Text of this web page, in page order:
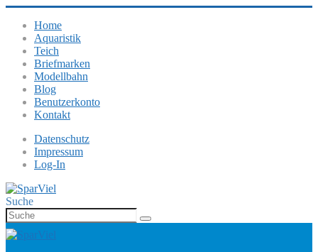
Home
Aquaristik
Teich
Briefmarken
Modellbahn
Blog
Benutzerkonto
Kontakt
Datenschutz
Impressum
Log-In
Suche